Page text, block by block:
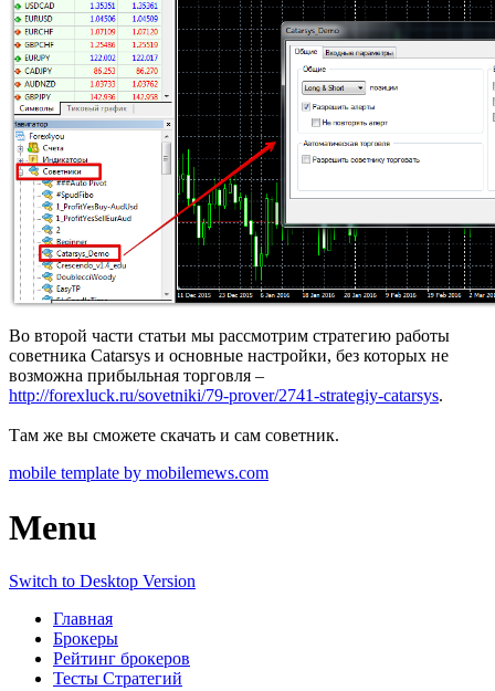
Во второй части статьи мы рассмотрим стратегию работы
советника Catarsys и основные настройки, без которых не
возможна прибыльная торговля –
http://forexluck.ru/sovetniki/79-prover/2741-strategiy-catarsys.
Там же вы сможете скачать и сам советник.
mobile template by mobilemews.com
Menu
Switch to Desktop Version
Главная
Брокеры
Рейтинг брокеров
Тесты Стратегий